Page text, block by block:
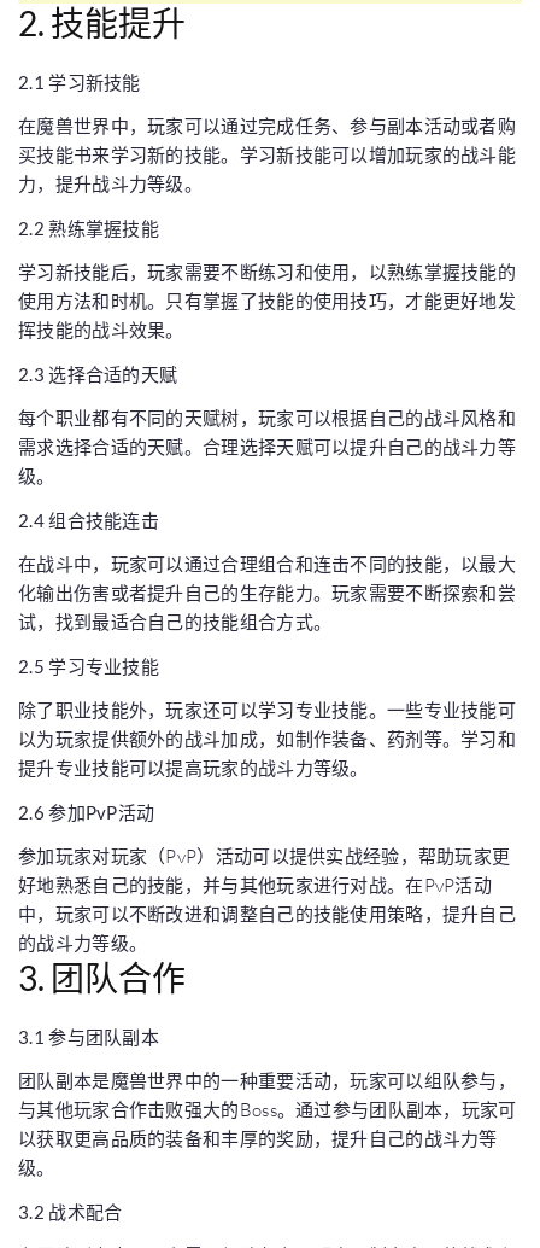
2. 技能提升
2.1 学习新技能
在魔兽世界中，玩家可以通过完成任务、参与副本活动或者购
买技能书来学习新的技能。学习新技能可以增加玩家的战斗能
力，提升战斗力等级。
2.2 熟练掌握技能
学习新技能后，玩家需要不断练习和使用，以熟练掌握技能的
使用方法和时机。只有掌握了技能的使用技巧，才能更好地发
挥技能的战斗效果。
2.3 选择合适的天赋
每个职业都有不同的天赋树，玩家可以根据自己的战斗风格和
需求选择合适的天赋。合理选择天赋可以提升自己的战斗力等
级。
2.4 组合技能连击
在战斗中，玩家可以通过合理组合和连击不同的技能，以最大
化输出伤害或者提升自己的生存能力。玩家需要不断探索和尝
试，找到最适合自己的技能组合方式。
2.5 学习专业技能
除了职业技能外，玩家还可以学习专业技能。一些专业技能可
以为玩家提供额外的战斗加成，如制作装备、药剂等。学习和
提升专业技能可以提高玩家的战斗力等级。
2.6 参加PvP活动
参加玩家对玩家（PvP）活动可以提供实战经验，帮助玩家更
好地熟悉自己的技能，并与其他玩家进行对战。在PvP活动
中，玩家可以不断改进和调整自己的技能使用策略，提升自己
的战斗力等级。
3. 团队合作
3.1 参与团队副本
团队副本是魔兽世界中的一种重要活动，玩家可以组队参与，
与其他玩家合作击败强大的Boss。通过参与团队副本，玩家可
以获取更高品质的装备和丰厚的奖励，提升自己的战斗力等
级。
3.2 战术配合